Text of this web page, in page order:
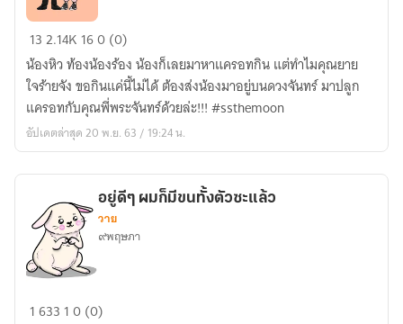
Be
with
the
Moon
#น้อง
หวง
132.14K 160 (0)
น้องหิว ท้องน้องร้อง น้องก็เลยมาหาแครอทกิน แต่ทําไมคุณยาย
ใจร้ายจัง ขอกินแค่นี้ไม่ได้ ต้องส่งน้องมาอยู่บนดวงจันทร์ มาปลูก
แครอทกับคุณพี่พระจันทร์ด้วยล่ะ!!! #ssthemoon
อัปเดตล่าสุด 20 พ.ย. 63 / 19:24 น.
อยู่
อยู่ดีๆ ผมก็มีขนทั้งตัวซะแล้ว
วาย
๙พฤษภา
1633 10 (0)